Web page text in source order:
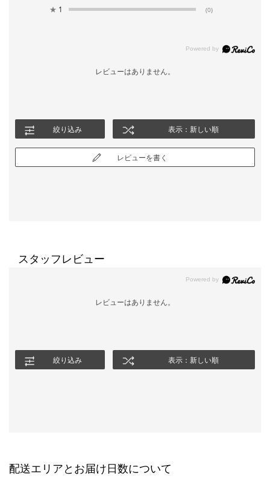
★ 1 (0)
レビューはありません。
絞り込み 表示：新しい順
レビューを書く
スタッフレビュー
レビューはありません。
絞り込み 表示：新しい順
配送エリアとお届け日数について